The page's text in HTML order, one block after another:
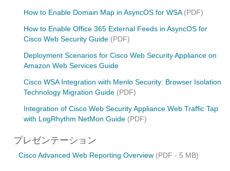
How to Enable Domain Map in AsyncOS for WSA (PDF)
How to Enable Office 365 External Feeds in AsyncOS for
Cisco Web Security Guide (PDF)
Deployment Scenarios for Cisco Web Security Appliance on
Amazon Web Services Guide
Cisco WSA Integration with Menlo Security: Browser Isolation
Technology Migration Guide (PDF)
Integration of Cisco Web Security Appliance Web Traffic Tap
with LogRhythm NetMon Guide (PDF)
プレゼンテーション
Cisco Advanced Web Reporting Overview (PDF - 5 MB)